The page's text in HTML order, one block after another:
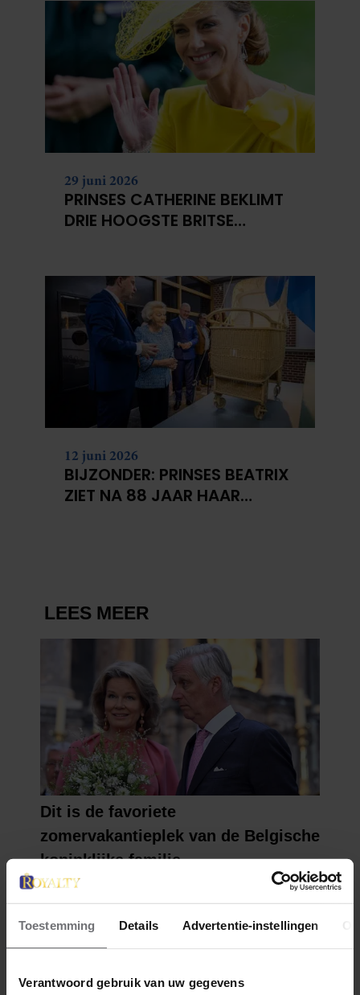
Toestemming Details Advertentie-instellingen
Verantwoord gebruik van uw gegevens
29 juni 2026
PRINSES CATHERINE BEKLIMT
DRIE HOOGSTE BRITSE
12 juni 2026
BIJZONDER: PRINSES BEATRIX
ZIET NA 88 JAAR HAAR